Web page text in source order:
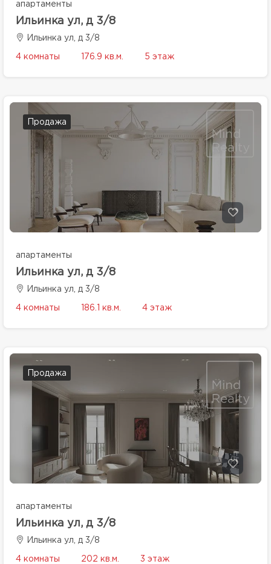
апартаменты
Ильинка ул, д 3/8
Ильинка ул, д 3/8
4 комнаты 176.9 кв.м. 5 этаж
Продажа
апартаменты
Ильинка ул, д 3/8
Ильинка ул, д 3/8
4 комнаты 186.1 кв.м. 4 этаж
Продажа
апартаменты
Ильинка ул, д 3/8
Ильинка ул, д 3/8
4 комнаты 202 кв.м. 3 этаж